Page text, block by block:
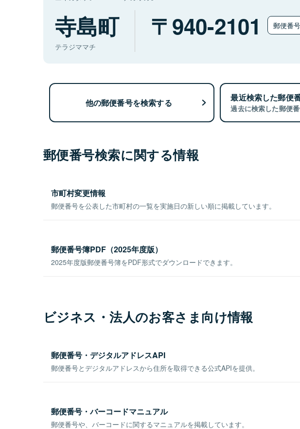
寺島町
テラジママチ
940-2101 郵便番
他の郵便番号を検索する 最近検索した郵便
過去に検索した郵便
郵便番号検索に関する情報
市町村変更情報
郵便番号を公表した市町村の一覧を実施日の新しい順に掲載しています。
郵便番号簿PDF（2025年度版）
2025年度版郵便番号簿をPDF形式でダウンロードできます。
ビジネス・法人のお客さま向け情報
郵便番号・デジタルアドレスAPI
郵便番号とデジタルアドレスから住所を取得できる公式APIを提供。
郵便番号・バーコードマニュアル
郵便番号や、バーコードに関するマニュアルを掲載しています。